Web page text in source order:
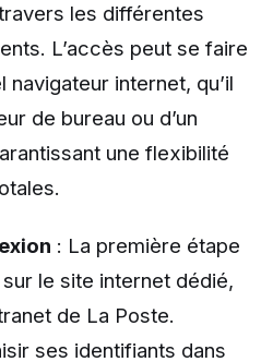
les différentes
L’accès peut se faire
navigateur internet, qu’il
de bureau ou d’un
une flexibilité
: La première étape
le site internet dédié,
de La Poste.
ses identifiants dans